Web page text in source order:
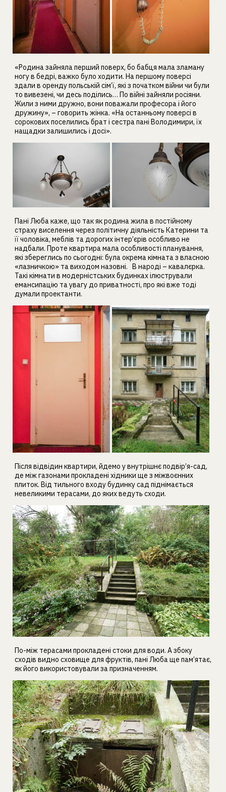
«Родина зайняла перший поверх, бо бабця мала зламану
ногу в бедрі, важко було ходити. На першому поверсі
здали в оренду польській сім’ї, які з початком війни чи були
то вивезені, чи десь поділись… По війні зайняли росіяни.
Жили з ними дружно, вони поважали професора і його
дружину», – говорить жінка. «На останньому поверсі в
сорокових поселились брат і сестра пані Володимири, їх
нащадки залишились і досі».
Пані Люба каже, що так як родина жила в постійному
страху виселення через політичну діяльність Катерини та
її чоловіка, меблів та дорогих інтер’єрів особливо не
надбали. Проте квартира мала особливості планування,
які збереглись по сьогодні: була окрема кімната з власною
«лазничкою» та виходом назовні. В народі – кавалєрка.
Такі кімнати в модерністських будинках ілюстрували
емансипацію та увагу до приватності, про які вже тоді
думали проектанти.
Після відвідин квартири, йдемо у внутрішнє подвір’я-сад,
де між газонами прокладені хідники ще з міжвоєнних
плиток. Від тильного входу будинку сад піднімається
невеликими терасами, до яких ведуть сходи.
По-між терасами прокладені стоки для води. А збоку
сходів видно сховище для фруктів, пані Люба ще пам’ятає,
як його використовували за призначенням.